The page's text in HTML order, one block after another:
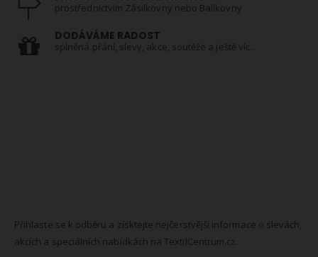
prostřednictvím Zásilkovny nebo Balíkovny
DODÁVÁME RADOST
splněná přání, slevy, akce, soutěže a ještě víc...
Přihlaste se k odběru a získtejte nejčerstvější informace o slevách,
akcích a speciálních nabídkách na TextilCentrum.cz.